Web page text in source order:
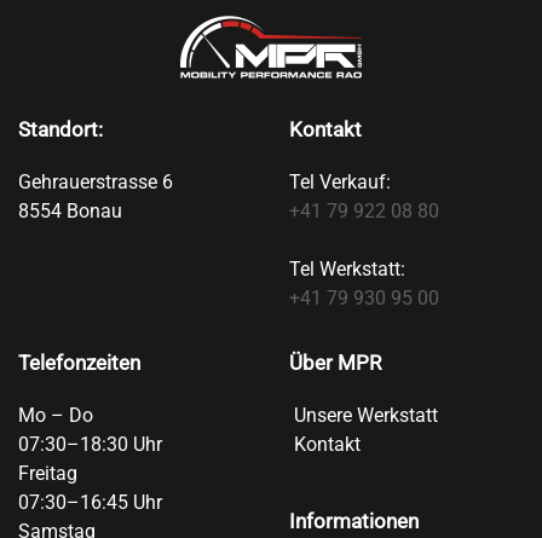
Standort:
Gehrauerstrasse 6
8554 Bonau
Kontakt
Tel Verkauf:
+41 79 922 08 80
Tel Werkstatt:
+41 79 930 95 00
Telefonzeiten
Mo – Do
07:30–18:30 Uhr
Freitag
07:30–16:45 Uhr
Samstag
Über MPR
Unsere Werkstatt
Kontakt
Informationen